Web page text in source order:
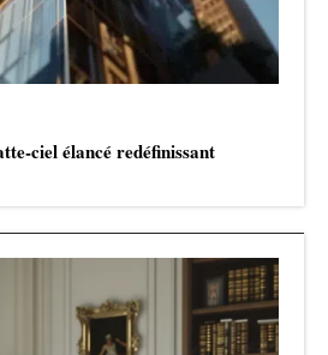
ciel élancé redéfinissant